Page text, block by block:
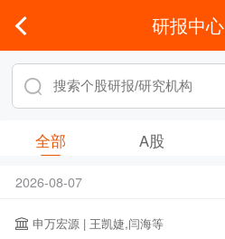
研报中心
全部 A股
2026-08-07
申万宏源 | 王凯婕,闫海等